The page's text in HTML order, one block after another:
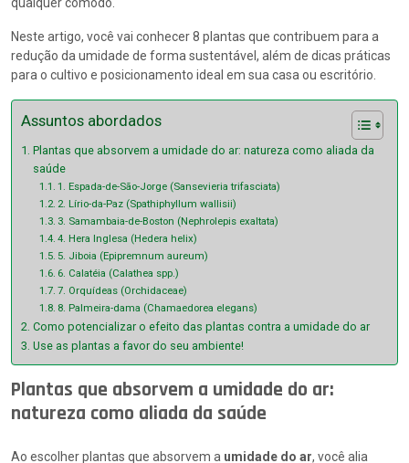
qualquer cômodo.
Neste artigo, você vai conhecer 8 plantas que contribuem para a
redução da umidade de forma sustentável, além de dicas práticas
para o cultivo e posicionamento ideal em sua casa ou escritório.
Assuntos abordados
Plantas que absorvem a umidade do ar: natureza como aliada da
saúde
1. Espada-de-São-Jorge (Sansevieria trifasciata)
2. Lírio-da-Paz (Spathiphyllum wallisii)
3. Samambaia-de-Boston (Nephrolepis exaltata)
4. Hera Inglesa (Hedera helix)
5. Jiboia (Epipremnum aureum)
6. Calatéia (Calathea spp.)
7. Orquídeas (Orchidaceae)
8. Palmeira-dama (Chamaedorea elegans)
Como potencializar o efeito das plantas contra a umidade do ar
Use as plantas a favor do seu ambiente!
Plantas que absorvem a umidade do ar:
natureza como aliada da saúde
Ao escolher plantas que absorvem a umidade do ar, você alia